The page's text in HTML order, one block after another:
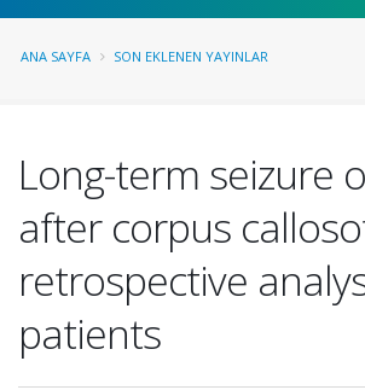
ANA SAYFA SON EKLENEN YAYINLAR
Long-term seizure
after corpus
retrospective
patients